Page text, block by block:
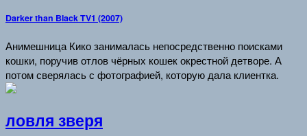
Darker than Black TV1 (2007)
Анимешница Кико занималась непосредственно поисками
кошки, поручив отлов чёрных кошек окрестной детворе. А
потом сверялась с фотографией, которую дала клиентка.
ловля зверя